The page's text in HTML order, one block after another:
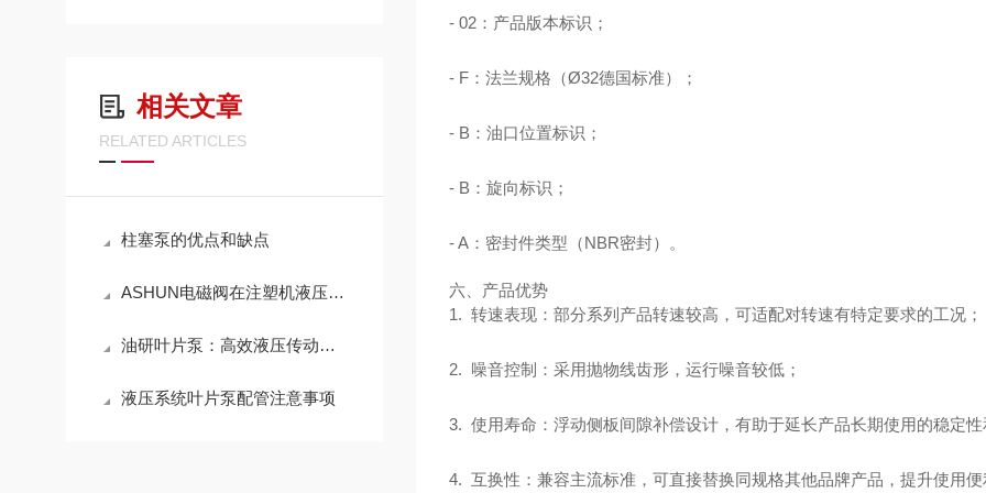
相关文章
RELATED ARTICLES
柱塞泵的优点和缺点
ASHUN电磁阀在注塑机液压系统中怎么用？换向控制与稳定运行方案梳理
油研叶片泵：高效液压传动的重要元件
液压系统叶片泵配管注意事项
- 02：产品版本标识；
- F：法兰规格（Ø32德国标准）；
- B：油口位置标识；
- B：旋向标识；
- A：密封件类型（NBR密封）。
六、产品优势
1. 转速表现：部分系列产品转速较高，可适配对转速有特定要求的工况；
2. 噪音控制：采用抛物线齿形，运行噪音较低；
3. 使用寿命：浮动侧板间隙补偿设计，有助于延长产品长期使用的稳定性
4. 互换性：兼容主流标准，可直接替换同规格其他品牌产品，提升使用便